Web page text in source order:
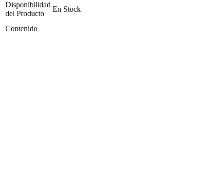
Disponibilidad
del Producto
En Stock
Contenido